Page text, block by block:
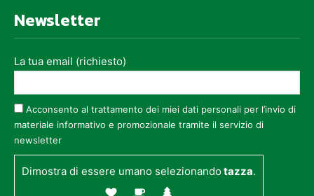
Newsletter
La tua email (richiesto)
Acconsento al trattamento dei miei dati personali per l’invio di
materiale informativo e promozionale tramite il servizio di
newsletter
Dimostra di essere umano selezionandotazza.